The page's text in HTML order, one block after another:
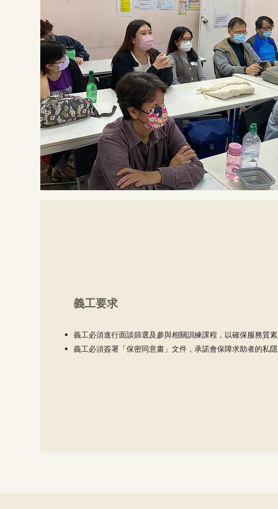
義工要求
義工必須進行面談篩選及參與相關訓練課程，以確保服務質素
義工必須簽署「保密同意書」文件，承諾會保障求助者的私隱